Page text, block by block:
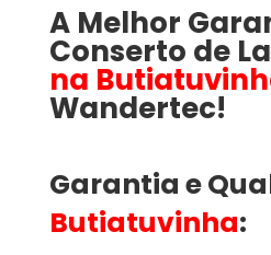
A Melhor
Conserto de
na
Wandertec!
Garantia e
Butiatuvinha: